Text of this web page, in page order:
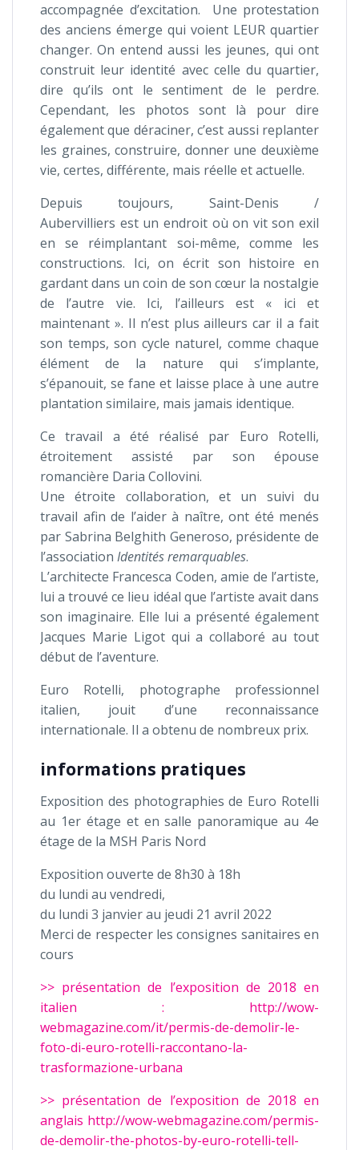
accompagnée d’excitation. Une protestation
des anciens émerge qui voient LEUR quartier
changer. On entend aussi les jeunes, qui ont
construit leur identité avec celle du quartier,
dire qu’ils ont le sentiment de le perdre.
Cependant, les photos sont là pour dire
également que déraciner, c’est aussi replanter
les graines, construire, donner une deuxième
vie, certes, différente, mais réelle et actuelle.
Depuis toujours, Saint-Denis /
Aubervilliers est un endroit où on vit son exil
en se réimplantant soi-même, comme les
constructions. Ici, on écrit son histoire en
gardant dans un coin de son cœur la nostalgie
de l’autre vie. Ici, l’ailleurs est « ici et
maintenant ». Il n’est plus ailleurs car il a fait
son temps, son cycle naturel, comme chaque
élément de la nature qui s’implante,
s’épanouit, se fane et laisse place à une autre
plantation similaire, mais jamais identique.
Ce travail a été réalisé par Euro Rotelli,
étroitement assisté par son épouse
romancière Daria Collovini.
Une étroite collaboration, et un suivi du
travail afin de l’aider à naître, ont été menés
par Sabrina Belghith Generoso, présidente de
l’association Identités remarquables.
L’architecte Francesca Coden, amie de l’artiste,
lui a trouvé ce lieu idéal que l’artiste avait dans
son imaginaire. Elle lui a présenté également
Jacques Marie Ligot qui a collaboré au tout
début de l’aventure.
Euro Rotelli, photographe professionnel
italien, jouit d’une reconnaissance
internationale. Il a obtenu de nombreux prix.
informations pratiques
Exposition des photographies de Euro Rotelli
au 1er étage et en salle panoramique au 4e
étage de la MSH Paris Nord
Exposition ouverte de 8h30 à 18h
du lundi au vendredi,
du lundi 3 janvier au jeudi 21 avril 2022
Merci de respecter les consignes sanitaires en
cours
>> présentation de l’exposition de 2018 en
italien : http://wow-
webmagazine.com/it/permis-de-demolir-le-
foto-di-euro-rotelli-raccontano-la-
trasformazione-urbana
>> présentation de l’exposition de 2018 en
anglais http://wow-webmagazine.com/permis-
de-demolir-the-photos-by-euro-rotelli-tell-